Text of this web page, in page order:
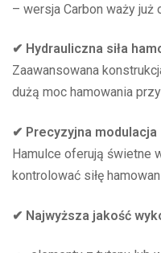
– wersja Carbon waży już
✔ Hydrauliczna siła
Zaawansowana
dużą moc hamowania
✔ Precyzyjna modulacja
Hamulce oferują świetne
kontrolować siłę
✔ Najwyższa jakość